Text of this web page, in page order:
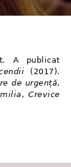
A publicat
(2017).
de urgență,
,Crevice